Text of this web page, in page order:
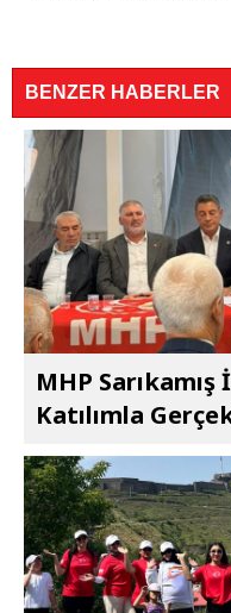
BENZER HABERLER
MHP
Katılımla